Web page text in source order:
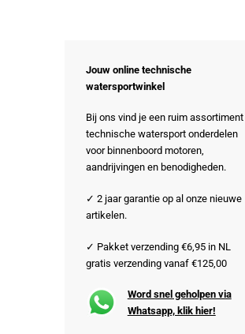
Jouw online technische
watersportwinkel
Bij ons vind je een ruim assortiment
technische watersport onderdelen
voor binnenboord motoren,
aandrijvingen en benodigheden.
✓ 2 jaar garantie op al onze nieuwe
artikelen.
✓ Pakket verzending €6,95 in NL
gratis verzending vanaf €125,00
Word snel geholpen via
Whatsapp, klik hier!